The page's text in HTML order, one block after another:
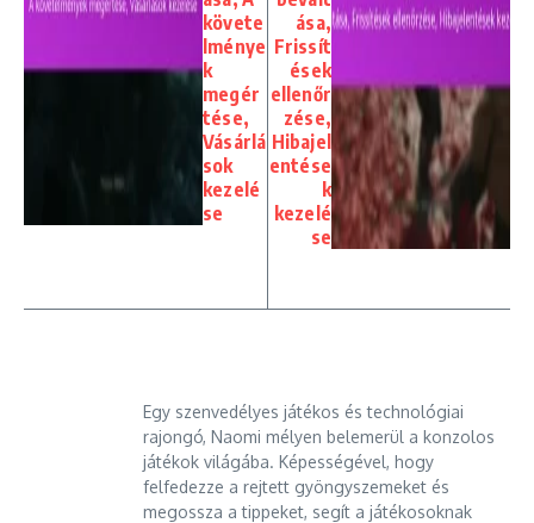
követe
lménye
k
megér
tése,
Vásárlá
sok
kezelé
se
ása,
Frissít
ések
ellenőr
zése,
Hibajel
entése
k
kezelé
se
Egy szenvedélyes játékos és technológiai
rajongó, Naomi mélyen belemerül a konzolos
játékok világába. Képességével, hogy
felfedezze a rejtett gyöngyszemeket és
megossza a tippeket, segít a játékosoknak